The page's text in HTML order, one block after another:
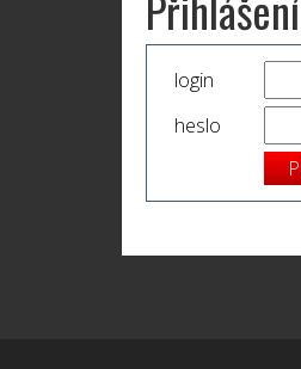
login
heslo